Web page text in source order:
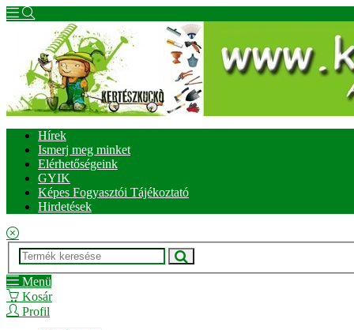
Hírek
Ismerj meg minket
Elérhetőségeink
GYIK
Képes Fogyasztói Tájékoztató
Hirdetések
Menü
Kosár
Profil